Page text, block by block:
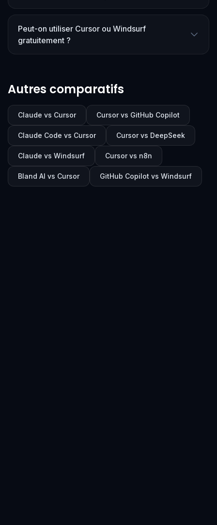
Peut-on utiliser Cursor ou Windsurf
gratuitement ?
Autres comparatifs
Claude vs Cursor Cursor vs GitHub Copilot
Claude Code vs Cursor Cursor vs DeepSeek
Claude vs Windsurf Cursor vs n8n
Bland AI vs Cursor GitHub Copilot vs Windsurf